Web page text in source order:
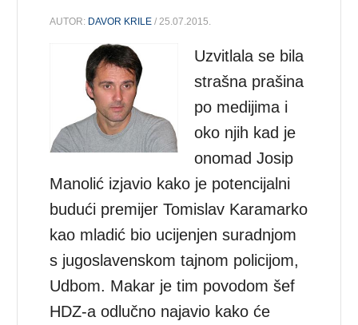
AUTOR: DAVOR KRILE / 25.07.2015.
Uzvitlala se bila
strašna prašina
po medijima i
oko njih kad je
onomad Josip
Manolić izjavio kako je potencijalni
budući premijer Tomislav Karamarko
kao mladić bio ucijenjen suradnjom
s jugoslavenskom tajnom policijom,
Udbom. Makar je tim povodom šef
HDZ-a odlučno najavio kako će